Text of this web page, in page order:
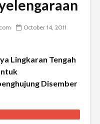
October 14, 2011
Lingkaran Tengah
Disember